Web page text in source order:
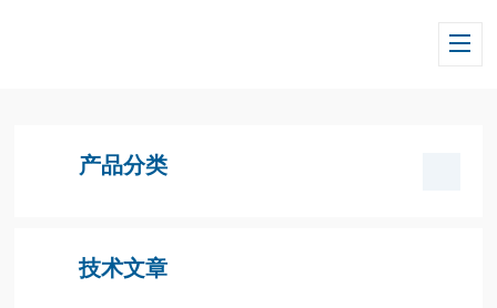
产品分类
技术文章